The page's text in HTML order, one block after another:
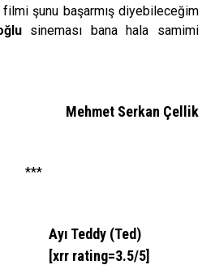
şunu başarmış diyebileceğim
sineması bana hala samimi
Mehmet Serkan Çellik
***
Ayı Teddy (Ted)
[xrr rating=3.5/5]